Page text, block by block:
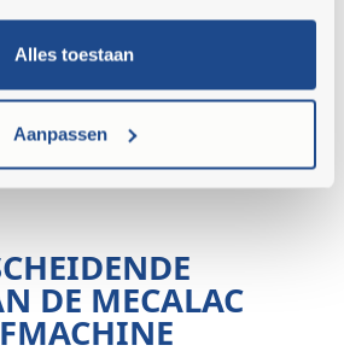
Alles toestaan
Aanpassen
de machinist
meerdere klussen
DE MECALAC